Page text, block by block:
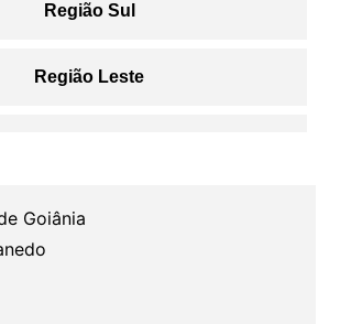
Região Sul
Região Leste
Região Sudoeste
Goiânia